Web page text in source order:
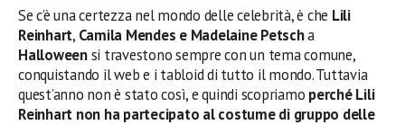
Se c’è una certezza nel mondo delle celebrità, è che Lili
Reinhart, Camila Mendes e Madelaine Petscha
Halloweensi travestono sempre con un tema comune,
conquistando il web e i tabloid di tutto il mondo. Tuttavia
quest’anno non è stato così, e quindi scopriamo perché Lili
Reinhart non ha partecipato al costume di gruppo delle